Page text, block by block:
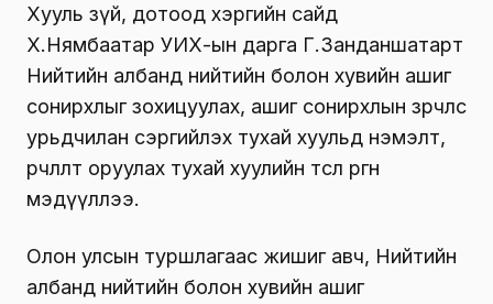
Хууль зүй, дотоод хэргийн сайд
Х.Нямбаатар УИХ-ын дарга Г.Занданшатарт
Нийтийн албанд нийтийн болон хувийн ашиг
сонирхлыг зохицуулах, ашиг сонирхлын зөрчлөөс
урьдчилан сэргийлэх тухай хуульд нэмэлт,
өөрчлөлт оруулах тухай хуулийн төсөл өргөн
мэдүүллээ.
Олон улсын туршлагаас жишиг авч, Нийтийн
албанд нийтийн болон хувийн ашиг